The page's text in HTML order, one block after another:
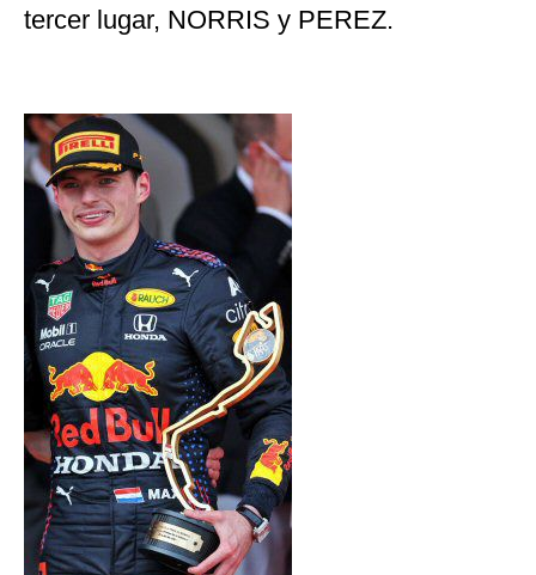
tercer lugar, NORRIS y PEREZ.